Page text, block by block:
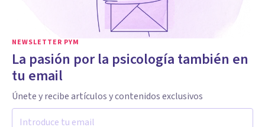
NEWSLETTER PYM
La pasión por la psicología también en
tu email
Únete y recibe artículos y contenidos exclusivos